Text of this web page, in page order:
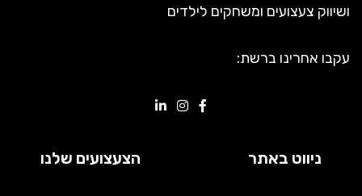
ושיווק צעצועים ומשחקים לילדים
עקבו אחרינו ברשת:
ניווט באתר הצעצועים שלנו